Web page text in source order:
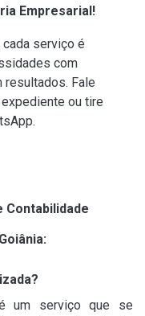
Empresarial!
cada serviço é
com
Fale
ou tire
Contabilidade
um serviço que se